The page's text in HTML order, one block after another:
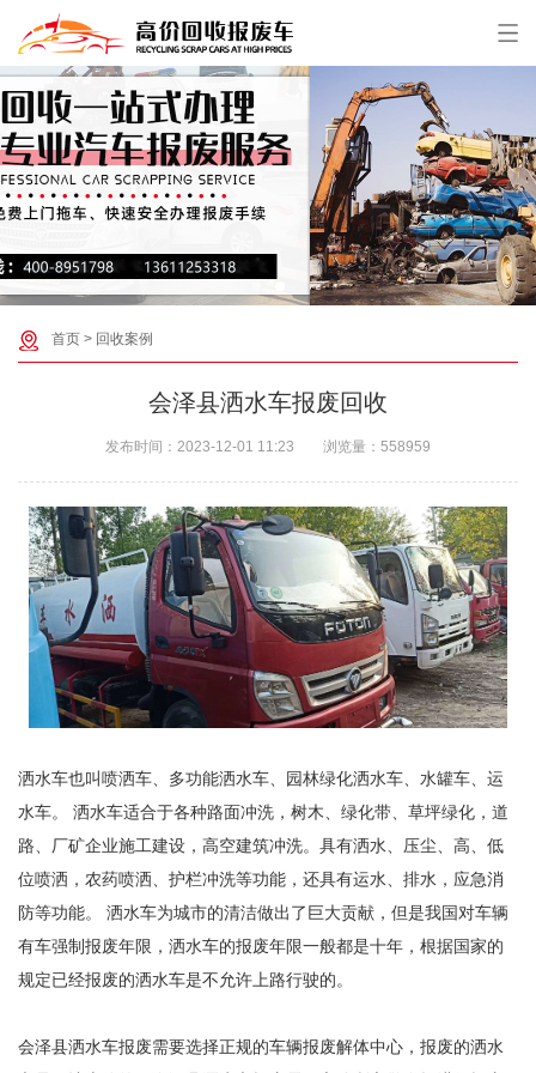
首页 > 回收案例
会泽县洒水车报废回收
发布时间： 2023-12-01 11:23 浏览量： 558959
洒水车也叫喷洒车、多功能洒水车、园林绿化洒水车、水罐车、运
水车。 洒水车适合于各种路面冲洗，树木、绿化带、草坪绿化，道
路、厂矿企业施工建设，高空建筑冲洗。具有洒水、压尘、高、低
位喷洒，农药喷洒、护栏冲洗等功能，还具有运水、排水，应急消
防等功能。 洒水车为城市的清洁做出了巨大贡献，但是我国对车辆
有车强制报废年限，洒水车的报废年限一般都是十年，根据国家的
规定已经报废的洒水车是不允许上路行驶的。
会泽县洒水车报废需要选择正规的车辆报废解体中心，报废的洒水